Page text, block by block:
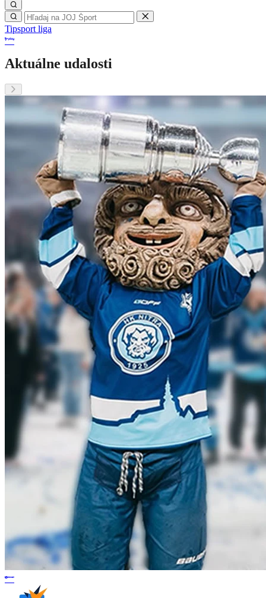
Tipsport liga
Aktuálne udalosti